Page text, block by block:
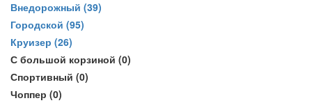
Внедорожный (39)
Городской (95)
Круизер (26)
С большой корзиной (0)
Спортивный (0)
Чоппер (0)